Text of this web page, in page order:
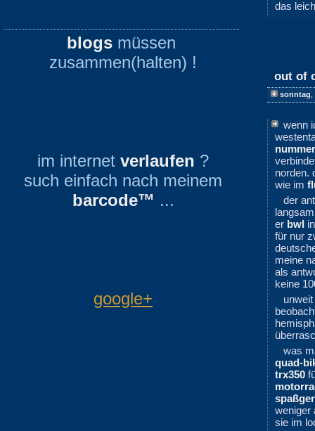
blogs müssen
zusammen(halten) !
im internet verlaufen ?
such einfach nach meinem
barcode™ ...
google+
das
out of
sonntag
wenn
norden.
wie im
der
er bwl
für nur
meine
als
keine
was
quad-
trx350
weniger
sie im